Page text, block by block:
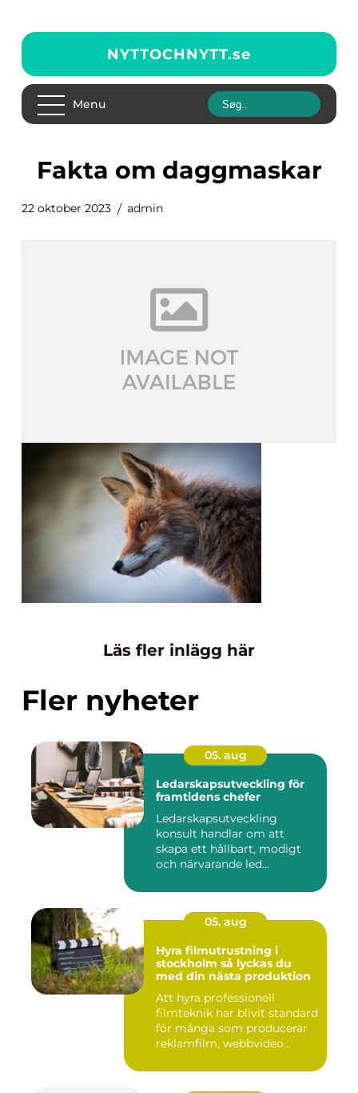
NYTTOCHNYTT.se
Menu
fakta om daggmaskar
22 oktober 2023 admin
Läs fler inlägg här
Fler nyheter
05. aug
Ledarskapsutveckling för
framtidens chefer
Ledarskapsutveckling
konsult handlar om att
skapa ett hållbart, modigt
och närvarande led...
05. aug
Hyra filmutrustning i
stockholm så lyckas du
med din nästa produktion
Att hyra professionell
filmteknik har blivit standard
för många som producerar
reklamfilm, webbvideo...